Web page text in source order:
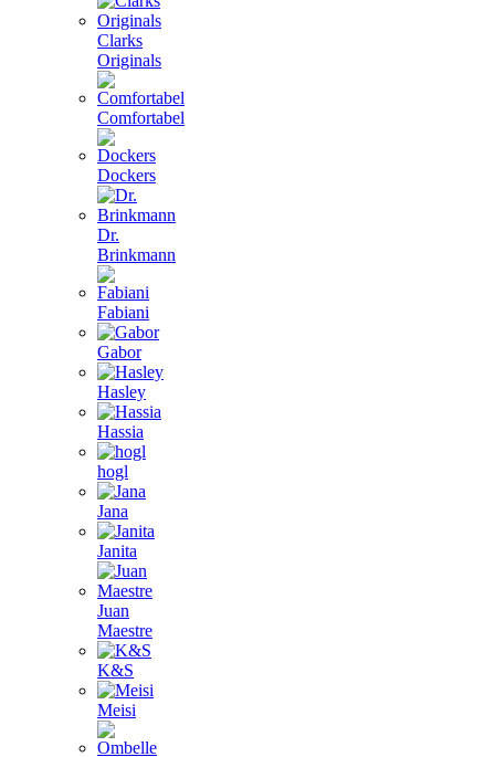
Clarks
Originals
Comfortabel
Dockers
Dr.
Brinkmann
Fabiani
Gabor
Hasley
Hassia
hogl
Jana
Janita
Juan
Maestre
K&S
Meisi